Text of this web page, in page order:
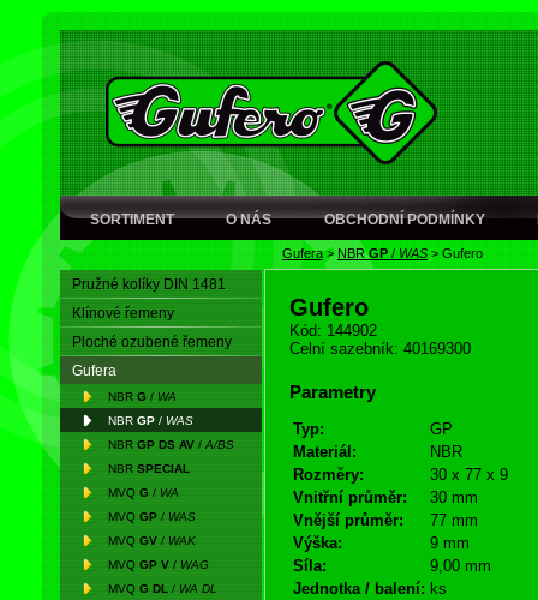
SORTIMENT O NÁS OBCHODNÍ PODMÍNKY
Gufera> NBRGP / WAS > Gufero
Pružné kolíky DIN 1481
Klínové řemeny
Ploché ozubené řemeny
Gufera
NBR G / WA
NBR GP / WAS
NBR GP DS AV / A/BS
NBR SPECIAL
MVQ G / WA
MVQ GP / WAS
MVQ GV / WAK
MVQ GP V / WAG
MVQ G DL / WA DL
Gufero
Kód: 144902
Celní sazebník: 40169300
Parametry
Typ:
GP
Materiál:
NBR
Rozměry:
30 x 77 x 9
Vnitřní průměr:
30 mm
Vnější průměr:
77 mm
Výška:
9 mm
Síla:
9,00 mm
Jednotka / balení: ks